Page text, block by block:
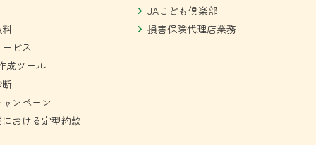
ビス
成ツール
ンペーン
おける定型約款
JAこども倶楽部
損害保険代理店業務